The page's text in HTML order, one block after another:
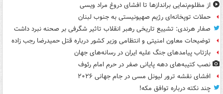
از مظلوم‌نمایی براندازها تا افشای دروغ مراد ویسی
حملات توپخانه‌ای رژیم صهیونیستی به جنوب لبنان
صفار هرندی: تشییع تاریخی رهبر انقلاب تاثیر شگرفی بر صحنه نبرد داشت
توضیحات معاون امنیتی و انتظامی وزیر کشور درباره قتل حمیدرضا رجب زاده
بازتاب پیامدهای جنگ علیه ایران در رسانه‌های جهان
نصب کتیبه‌های دهه پایانی صفر در حرم امام رئوف
افشای نقشه ترور لیونل مسی در جام جهانی ۲۰۲۶
چند نکته درباره توافق مکه!